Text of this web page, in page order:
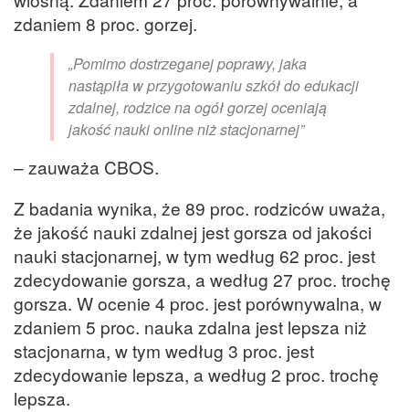
zdaniem 8 proc. gorzej.
„Pomimo dostrzeganej poprawy, jaka
nastąpiła w przygotowaniu szkół do edukacji
zdalnej, rodzice na ogół gorzej oceniają
jakość nauki online niż stacjonarnej”
– zauważa CBOS.
Z badania wynika, że 89 proc. rodziców uważa,
że jakość nauki zdalnej jest gorsza od jakości
nauki stacjonarnej, w tym według 62 proc. jest
zdecydowanie gorsza, a według 27 proc. trochę
gorsza. W ocenie 4 proc. jest porównywalna, w
zdaniem 5 proc. nauka zdalna jest lepsza niż
stacjonarna, w tym według 3 proc. jest
zdecydowanie lepsza, a według 2 proc. trochę
lepsza.